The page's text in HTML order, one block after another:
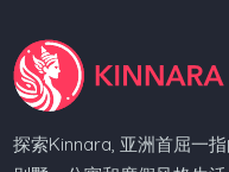
探索Kinnara, 亚洲首屈一